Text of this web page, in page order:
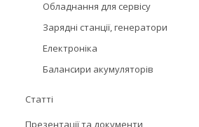
Обладнання для сервісу
Зарядні станції, генератори
Електроніка
Балансири акумуляторів
Статті
Презентації та документи